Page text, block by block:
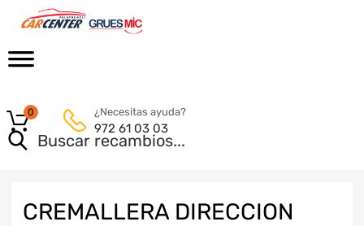
¿Necesitas ayuda?
972 61 03 03
0
CREMALLERA DIRECCION